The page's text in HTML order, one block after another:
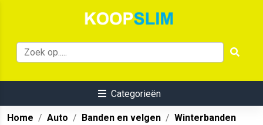
Categorieën
Home Auto Banden en velgen Winterbanden